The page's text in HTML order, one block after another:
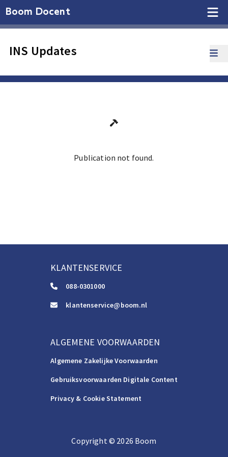
Boom Docent
INS Updates
Publication not found.
KLANTENSERVICE
088-0301000
klantenservice@boom.nl
ALGEMENE VOORWAARDEN
Algemene Zakelijke Voorwaarden
Gebruiksvoorwaarden Digitale Content
Privacy & Cookie Statement
Copyright©️ 2026 Boom